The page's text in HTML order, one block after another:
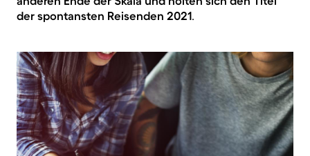
der spontansten Reisenden 2021.